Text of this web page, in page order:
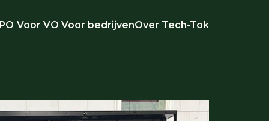
Voor VO Voor bedrijvenOver Tech-Tok